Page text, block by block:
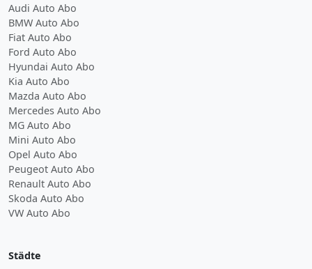
Audi Auto Abo
BMW Auto Abo
Fiat Auto Abo
Ford Auto Abo
Hyundai Auto Abo
Kia Auto Abo
Mazda Auto Abo
Mercedes Auto Abo
MG Auto Abo
Mini Auto Abo
Opel Auto Abo
Peugeot Auto Abo
Renault Auto Abo
Skoda Auto Abo
VW Auto Abo
Städte